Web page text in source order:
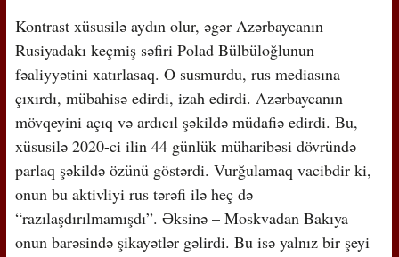
Kontrast xüsusilə aydın olur, əgər Azərbaycanın
Rusiyadakı keçmiş səfiri Polad Bülbüloğlunun
fəaliyyətini xatırlasaq. O susmurdu, rus mediasına
çıxırdı, mübahisə edirdi, izah edirdi. Azərbaycanın
mövqeyini açıq və ardıcıl şəkildə müdafiə edirdi. Bu,
xüsusilə 2020-ci ilin 44 günlük müharibəsi dövründə
parlaq şəkildə özünü göstərdi. Vurğulamaq vacibdir ki,
onun bu aktivliyi rus tərəfi ilə heç də
“razılaşdırılmamışdı”. Əksinə – Moskvadan Bakıya
onun barəsində şikayətlər gəlirdi. Bu isə yalnız bir şeyi